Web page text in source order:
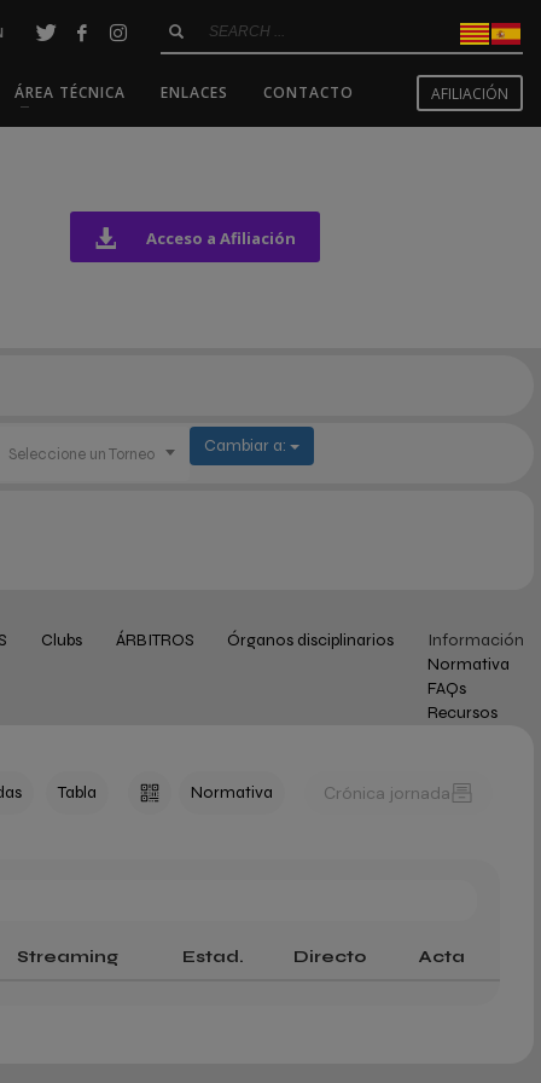
ÁREA TÉCNICA ENLACES CONTACTO AFILIACIÓN
Acceso a Afiliación